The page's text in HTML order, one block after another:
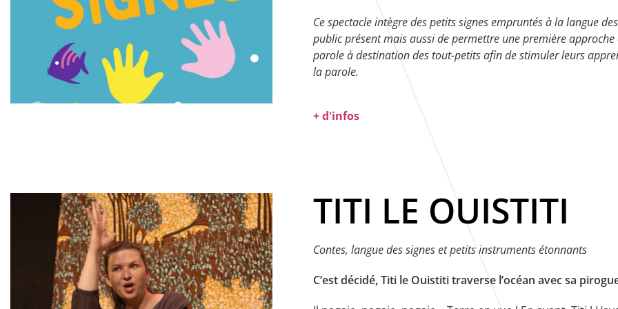
Ce spectacle intègre des petits signes empruntés à la langue
public présent mais aussi de permettre une première
parole à destination des tout-petits afin de stimuler leurs
la parole.
+ d'infos
TITI LE OUISTITI
Contes, langue des signes et petits instruments étonnants
C’est décidé, Titi le Ouistiti traverse l’océan avec sa